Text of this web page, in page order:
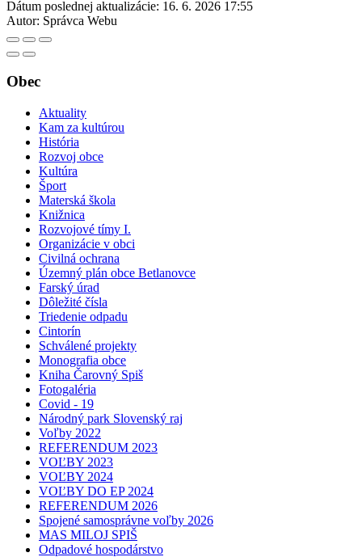
Dátum poslednej aktualizácie: 16. 6. 2026 17:55
Autor: Správca Webu
Obec
Aktuality
Kam za kultúrou
História
Rozvoj obce
Kultúra
Šport
Materská škola
Knižnica
Rozvojové tímy I.
Organizácie v obci
Civilná ochrana
Územný plán obce Betlanovce
Farský úrad
Dôležité čísla
Triedenie odpadu
Cintorín
Schválené projekty
Monografia obce
Kniha Čarovný Spiš
Fotogaléria
Covid - 19
Národný park Slovenský raj
Voľby 2022
REFERENDUM 2023
VOĽBY 2023
VOĽBY 2024
VOĽBY DO EP 2024
REFERENDUM 2026
Spojené samosprávne voľby 2026
MAS MILOJ SPIŠ
Odpadové hospodárstvo